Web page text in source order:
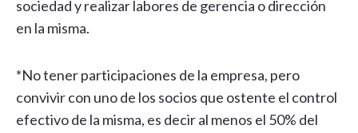
sociedad y realizar labores de gerencia o dirección
en la misma.
*No tener participaciones de la empresa, pero
convivir con uno de los socios que ostente el control
efectivo de la misma, es decir al menos el 50% del